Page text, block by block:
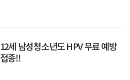
12세 남성청소년도 HPV 무료 예방
접종!!